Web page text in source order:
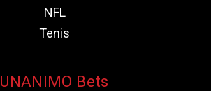
NFL
Tenis
UNANIMO Bets